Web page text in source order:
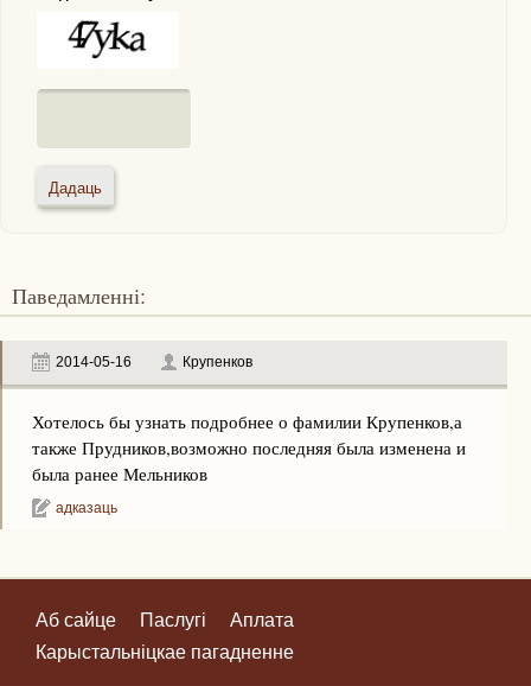
Паведамленні:
2014-05-16 Крупенков
Хотелось бы узнать подробнее о фамилии Крупенков,а
также Прудников,возможно последняя была изменена и
была ранее Мельников
адказаць
Аб сайце Паслугі
Аплата
Карыстальніцкае пагадненне